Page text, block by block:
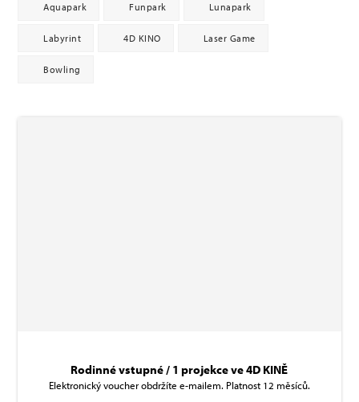
Aquapark Funpark Lunapark
Labyrint 4D KINO Laser Game
Bowling
Rodinné vstupné / 1 projekce ve 4D KINĚ
Elektronický voucher obdržíte e-mailem. Platnost 12 měsíců.